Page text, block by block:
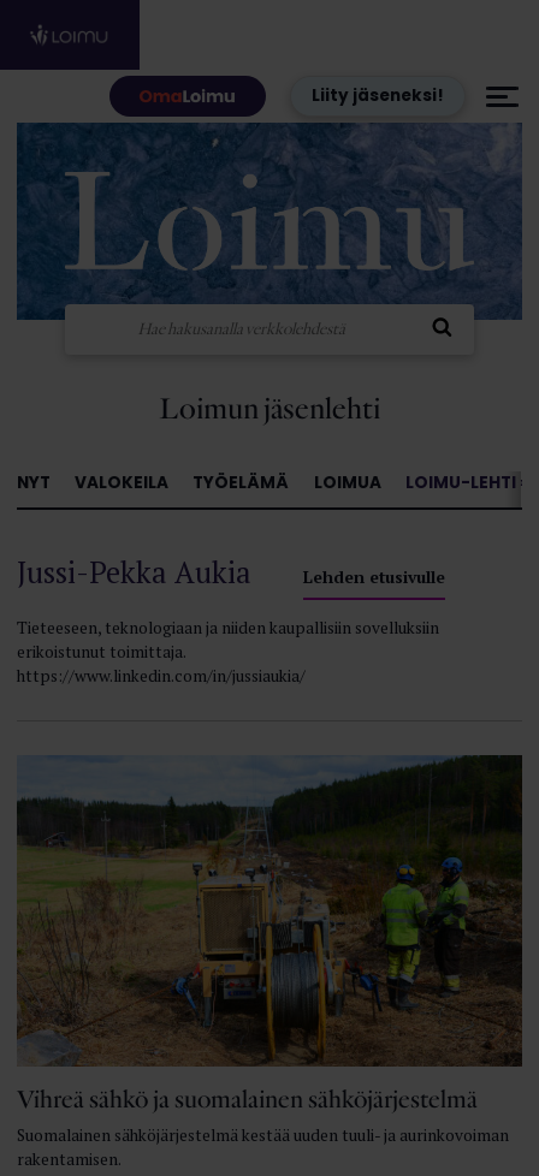
Liity jäseneksi!
Loimun jäsenlehti
NYT VALOKEILA TYÖELÄMÄ LOIMUA LOIMU-LEHTI »
Jussi-Pekka Aukia Lehden etusivulle
Tieteeseen, teknologiaan ja niiden kaupallisiin sovelluksiin
erikoistunut toimittaja.
https://www.linkedin.com/in/jussiaukia/
Vihreä sähkö ja suomalainen sähköjärjestelmä
Suomalainen sähköjärjestelmä kestää uuden tuuli- ja aurinkovoiman
rakentamisen.